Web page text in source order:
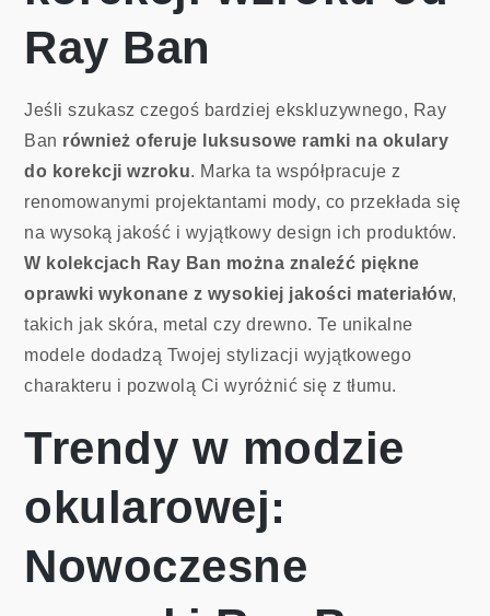
Ray Ban
Jeśli szukasz czegoś bardziej ekskluzywnego, Ray
Ban również oferuje luksusowe ramki na okulary
do korekcji wzroku. Marka ta współpracuje z
renomowanymi projektantami mody, co przekłada się
na wysoką jakość i wyjątkowy design ich produktów.
W kolekcjach Ray Ban można znaleźć piękne
oprawki wykonane z wysokiej jakości materiałów,
takich jak skóra, metal czy drewno. Te unikalne
modele dodadzą Twojej stylizacji wyjątkowego
charakteru i pozwolą Ci wyróżnić się z tłumu.
Trendy w modzie
okularowej:
Nowoczesne